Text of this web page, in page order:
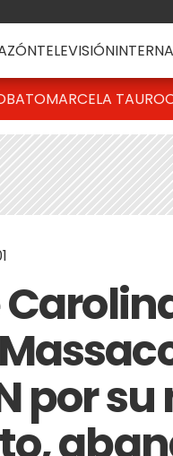
TELEVISIÓN
MARCELA TAURO
por su